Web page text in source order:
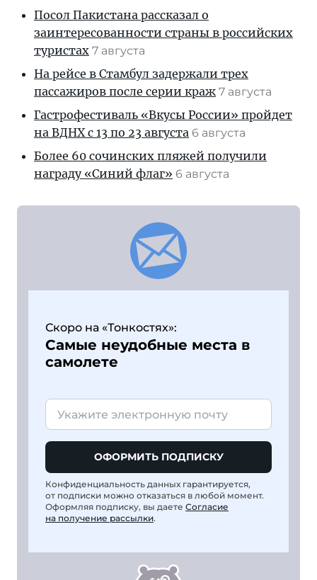
Посол Пакистана рассказал о
заинтересованности страны в российских
туристах 7 августа
На рейсе в Стамбул задержали трех
пассажиров после серии краж 7 августа
Гастрофестиваль «Вкусы России» пройдет
на ВДНХ с 13 по 23 августа 6 августа
Более 60 сочинских пляжей получили
награду «Синий флаг» 6 августа
Скоро на «Тонкостях»:
Самые неудобные места в
самолете
ОФОРМИТЬ ПОДПИСКУ
Конфиденциальность данных гарантируется,
от подписки можно отказаться в любой момент.
Оформляя подписку, вы даете Согласие
на получение рассылки.